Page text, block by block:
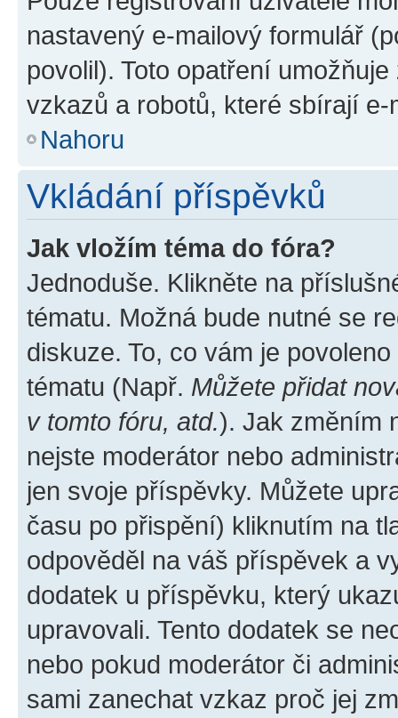
nastavený e-mailový formulář
povolil). Toto opatření
vzkazů a robotů, které sbírají e-
Nahoru
Vkládání příspěvků
Jak vložím téma do fóra?
Jednoduše. Klikněte na
tématu. Možná bude nutné se
diskuze. To, co vám je
tématu (Např. Můžete přidat
v tomto fóru, atd.). Jak změním
nejste moderátor nebo
jen svoje příspěvky. Můžete
času po přispění) kliknutím na
odpověděl na váš příspěvek a
dodatek u příspěvku, který
upravovali. Tento dodatek se
nebo pokud moderátor či
sami zanechat vzkaz proč jej